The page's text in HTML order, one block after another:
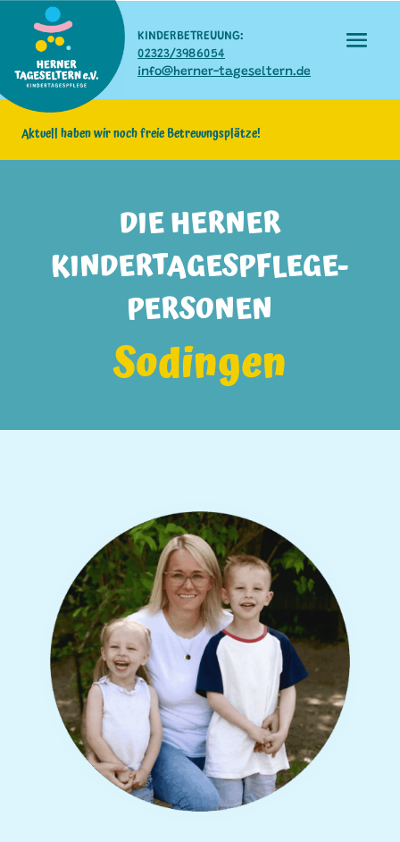
KINDERBETREUUNG:
02323/3986054
info@herner-tageseltern.de
Aktuell haben wir noch freie Betreuungsplätze!
DIE HERNER
KINDERTAGESPFLEGE-
PERSONEN
Sodingen